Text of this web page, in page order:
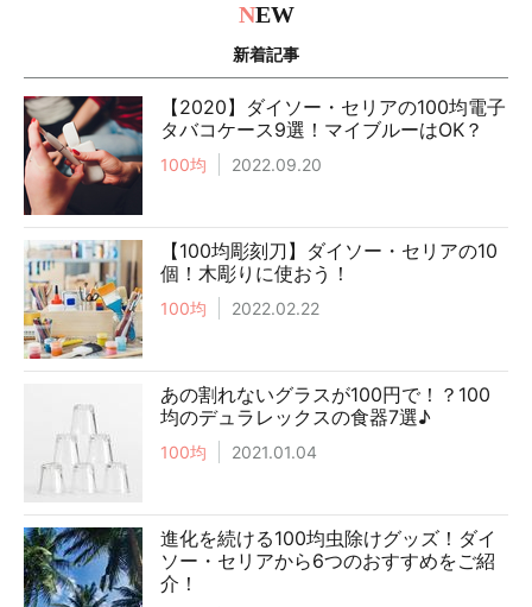
NEW
新着記事
【2020】ダイソー・セリアの100均電子
タバコケース9選！マイブルーはOK？
100均 2022.09.20
【100均彫刻刀】ダイソー・セリアの10
個！木彫りに使おう！
100均 2022.02.22
あの割れないグラスが100円で！？100
均のデュラレックスの食器7選♪
100均 2021.01.04
進化を続ける100均虫除けグッズ！ダイ
ソー・セリアから6つのおすすめをご紹
介！